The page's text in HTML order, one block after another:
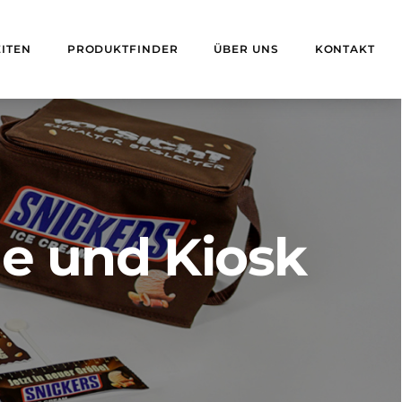
PRODUKTFINDER ÜBER UNS KONTAKT
und Kiosk